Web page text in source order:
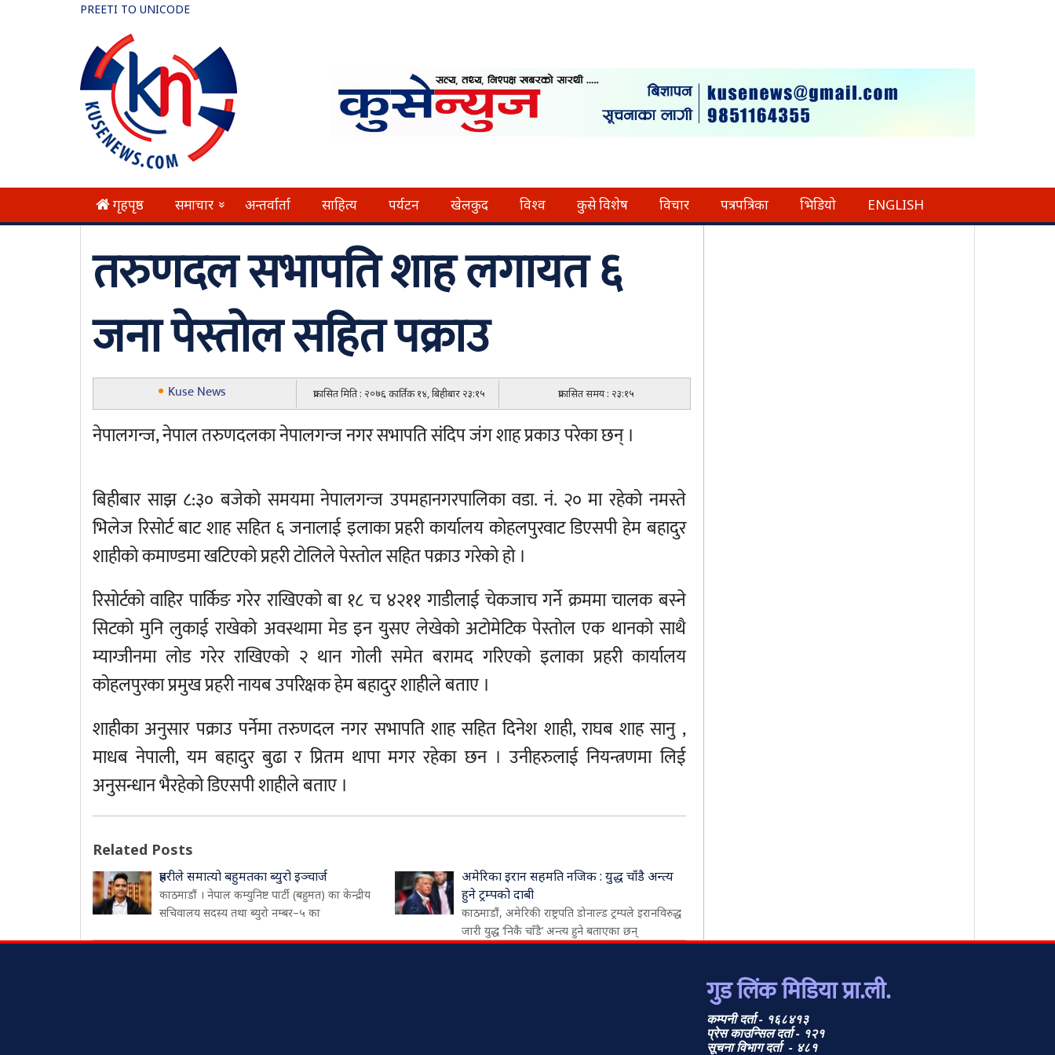
PREETI TO UNICODE
गृहपृष्ठ समाचार » अन्तर्वार्ता साहित्य पर्यटन खेलकुद विश्व कुसे विशेष विचार पत्रपत्रिका भिडियो ENGLISH
तरुणदल सभापति शाह लगायत ६
जना पेस्तोल सहित पक्राउ
Kuse News प्रकासित मिति : २०७६ कार्तिक १४, बिहीबार २३:१५ प्रकासित समय : २३:१५
नेपालगन्ज, नेपाल तरुणदलका नेपालगन्ज नगर सभापति संदिप जंग शाह प्रकाउ परेका छन् ।
बिहीबार साझ ८:३० बजेको समयमा नेपालगन्ज उपमहानगरपालिका वडा. नं. २० मा रहेको नमस्ते
भिलेज रिसोर्ट बाट शाह सहित ६ जनालाई इलाका प्रहरी कार्यालय कोहलपुरवाट डिएसपी हेम बहादुर
शाहीको कमाण्डमा खटिएको प्रहरी टोलिले पेस्तोल सहित पक्राउ गरेको हो ।
रिसोर्टको वाहिर पार्किङ गरेर राखिएको बा १८ च ४२११ गाडीलाई चेकजाच गर्ने क्रममा चालक बस्ने
सिटको मुनि लुकाई राखेको अवस्थामा मेड इन युसए लेखेको अटोमेटिक पेस्तोल एक थानको साथै
म्याग्जीनमा लोड गरेर राखिएको २ थान गोली समेत बरामद गरिएको इलाका प्रहरी कार्यालय
कोहलपुरका प्रमुख प्रहरी नायब उपरिक्षक हेम बहादुर शाहीले बताए ।
शाहीका अनुसार पक्राउ पर्नेमा तरुणदल नगर सभापति शाह सहित दिनेश शाही, राघब शाह सानु ,
माधब नेपाली, यम बहादुर बुढा र प्रितम थापा मगर रहेका छन । उनीहरुलाई नियन्त्रणमा लिई
अनुसन्धान भैरहेको डिएसपी शाहीले बताए ।
Related Posts
प्रहरीले समात्यो बहुमतका ब्युरो इञ्चार्ज
काठमाडौं । नेपाल कम्युनिष्ट पार्टी (बहुमत) का केन्द्रीय
सचिवालय सदस्य तथा ब्युरो नम्बर–५ का
अमेरिका इरान सहमति नजिक : युद्ध चाँडै अन्त्य
हुने ट्रम्पको दाबी
काठमाडौं, अमेरिकी राष्ट्रपति डोनाल्ड ट्रम्पले इरानविरुद्ध
जारी युद्ध ‘निकै चाँडै’ अन्त्य हुने बताएका छन्
गुड लिंक मिडिया प्रा.ली.
कम्पनी दर्ता - १६८४१३
प्रेस काउन्सिल दर्ता - १२१
सूचना विभाग दर्ता - ४८१